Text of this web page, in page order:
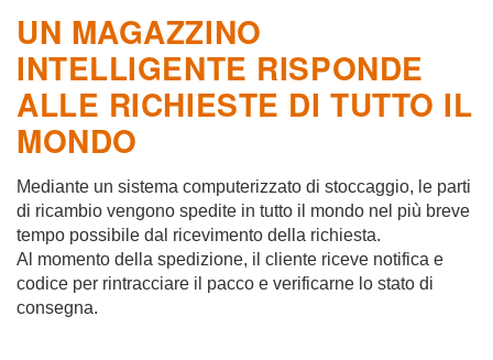
UN MAGAZZINO
INTELLIGENTE RISPONDE
ALLE RICHIESTE DI TUTTO IL
MONDO
Mediante un sistema computerizzato di stoccaggio, le parti
di ricambio vengono spedite in tutto il mondo nel più breve
tempo possibile dal ricevimento della richiesta.
Al momento della spedizione, il cliente riceve notifica e
codice per rintracciare il pacco e verificarne lo stato di
consegna.